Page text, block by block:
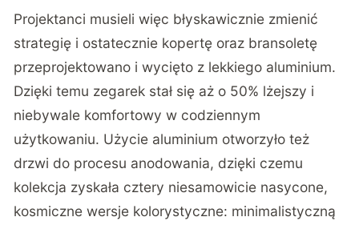
Projektanci musieli więc błyskawicznie zmienić
strategię i ostatecznie kopertę oraz bransoletę
przeprojektowano i wycięto z lekkiego aluminium.
Dzięki temu zegarek stał się aż o 50% lżejszy i
niebywale komfortowy w codziennym
użytkowaniu. Użycie aluminium otworzyło też
drzwi do procesu anodowania, dzięki czemu
kolekcja zyskała cztery niesamowicie nasycone,
kosmiczne wersje kolorystyczne: minimalistyczną